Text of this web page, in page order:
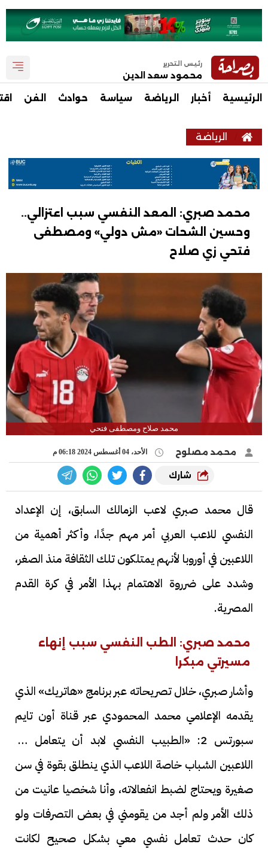
رئيس التحرير
محمود سعد الدين
الرئيسية أخبار الرياضة سياسة حوادث الفن
الرياضة
محمد صبري: المعد النفسي سبب اعتزالي..
وحسين الشحات «مش دولي» ومصطفى
فتحي زي صلاح
محمد صلاح ومصطفى فتحي
محمد مصلوح الأحد، 04 أغسطس 2024 06:18 م
شارك
قال محمد صبري لاعب الزمالك السابق، إن الإعداد
النفسي للاعب العربي أمر مهم جدًا، وأكثر أهمية من
اللاعبين في أوروبا لأنهم يمتلكون تلك الثقافة منذ الصغر،
وشدد على ضرروة الاهتمام بهذا الأمر في كرة القدم
المصرية.
محمد صبري: الطب النفسي سبب إنهاء
مسيرتي مبكرا
وأشار صبري، خلال تصريحاته عبر برنامج «هاتريك» الذي
يقدمه الإعلامي محمد المحمودي عبر قناة أون تايم
سبورتس 2: «الطبيب النفسي لابد أن يتعامل مع
اللاعبين الشباب خاصة اللاعب الذي ينطلق بقوة في سن
صغيرة ويحتاج لضبط انفعالاته، وأنا شخصيا عانيت من
ذلك الأمر ولم أجد من يقومني في بعض التصرفات ولو
كان حدث تعامل نفسي معي بشكل صحيح لكانت